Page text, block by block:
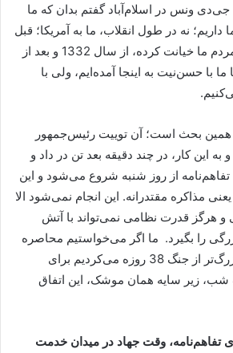
جی‌دی ونس در اسلام‌آباد گفتم بدان که ما
نه در طول انقلاب، ما به آمریکا؛ قبل
از انقلاب هم آن‌قدر به مردم ما خیانت کرده، از سال 1332 و بعد از
با حسن‌نیت به اینجا آمده‌ایم، ولی با
همین بحث است؛ آن توییت رئیس‌جمهور
و به این کار، در چند دقیقه بعد تن در داد و
از روز شنبه شروع می‌شود و این
مذاکره مقتدرانه. این انجام نمی‌شود الا
و هرگز قدرت نظامی نمی‌تواند با آتش
را بگیرد. ما اگر می‌خواستیم محاصره
را بشکنیم، باید جنگی بزرگ‌تر از جنگ 38 روزه می‌کردیم برای
زیر سایه همان موشک، این اتفاق
تفاهم‌نامه، وقت جهاد در میدان خدمت